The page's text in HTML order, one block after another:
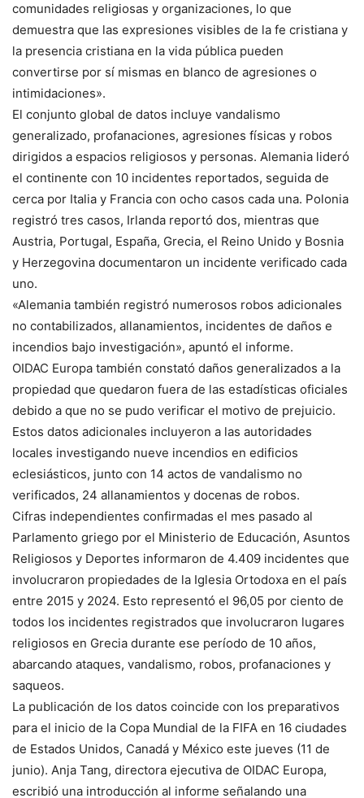
comunidades religiosas y organizaciones, lo que
demuestra que las expresiones visibles de la fe cristiana y
la presencia cristiana en la vida pública pueden
convertirse por sí mismas en blanco de agresiones o
intimidaciones».
El conjunto global de datos incluye vandalismo
generalizado, profanaciones, agresiones físicas y robos
dirigidos a espacios religiosos y personas. Alemania lideró
el continente con 10 incidentes reportados, seguida de
cerca por Italia y Francia con ocho casos cada una. Polonia
registró tres casos, Irlanda reportó dos, mientras que
Austria, Portugal, España, Grecia, el Reino Unido y Bosnia
y Herzegovina documentaron un incidente verificado cada
uno.
«Alemania también registró numerosos robos adicionales
no contabilizados, allanamientos, incidentes de daños e
incendios bajo investigación», apuntó el informe.
OIDAC Europa también constató daños generalizados a la
propiedad que quedaron fuera de las estadísticas oficiales
debido a que no se pudo verificar el motivo de prejuicio.
Estos datos adicionales incluyeron a las autoridades
locales investigando nueve incendios en edificios
eclesiásticos, junto con 14 actos de vandalismo no
verificados, 24 allanamientos y docenas de robos.
Cifras independientes confirmadas el mes pasado al
Parlamento griego por el Ministerio de Educación, Asuntos
Religiosos y Deportes informaron de 4.409 incidentes que
involucraron propiedades de la Iglesia Ortodoxa en el país
entre 2015 y 2024. Esto representó el 96,05 por ciento de
todos los incidentes registrados que involucraron lugares
religiosos en Grecia durante ese período de 10 años,
abarcando ataques, vandalismo, robos, profanaciones y
saqueos.
La publicación de los datos coincide con los preparativos
para el inicio de la Copa Mundial de la FIFA en 16 ciudades
de Estados Unidos, Canadá y México este jueves (11 de
junio). Anja Tang, directora ejecutiva de OIDAC Europa,
escribió una introducción al informe señalando una